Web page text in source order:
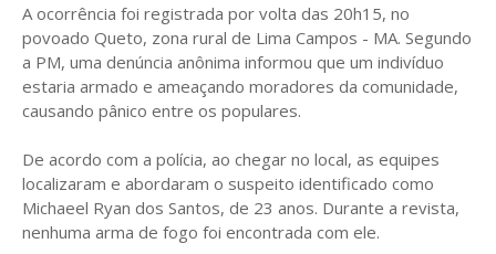
A ocorrência foi registrada por volta das 20h15, no
povoado Queto, zona rural de Lima Campos - MA. Segundo
a PM, uma denúncia anônima informou que um indivíduo
estaria armado e ameaçando moradores da comunidade,
causando pânico entre os populares.
De acordo com a polícia, ao chegar no local, as equipes
localizaram e abordaram o suspeito identificado como
Michaeel Ryan dos Santos, de 23 anos. Durante a revista,
nenhuma arma de fogo foi encontrada com ele.